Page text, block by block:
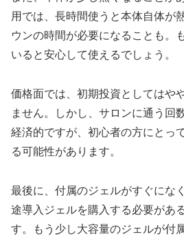
用では、長時間使うと本体自体が
ウンの時間が必要になることも。
いると安心して使えるでしょう。
価格面では、初期投資としてはや
ません。しかし、サロンに通う回
経済的ですが、初心者の方にとっ
る可能性があります。
最後に、付属のジェルがすぐにな
途導入ジェルを購入する必要があ
す。もう少し大容量のジェルが付